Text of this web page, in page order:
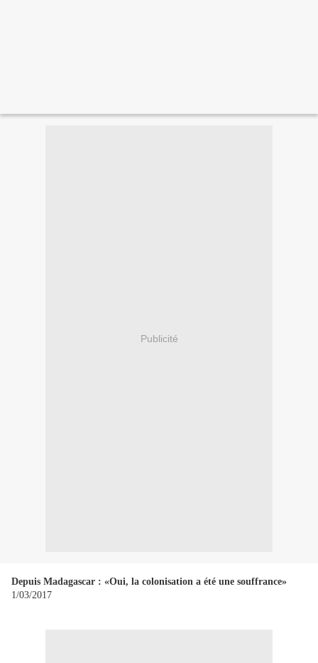
Publicité
Depuis Madagascar : «Oui, la colonisation a été une souffrance»
1/03/2017